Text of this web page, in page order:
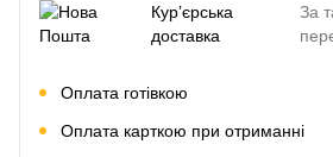
Курʼєрська
доставка
За
Оплата готівкою
Оплата карткою при отриманні